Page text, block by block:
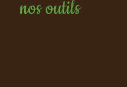
nos outils